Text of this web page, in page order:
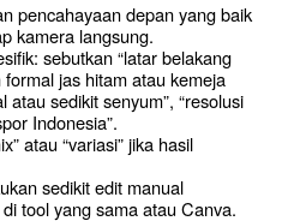
pencahayaan depan yang baik
kamera langsung.
sebutkan “latar belakang
formal jas hitam atau kemeja
atau sedikit senyum”, “resolusi
Indonesia”.
atau “variasi” jika hasil
sedikit edit manual
tool yang sama atau Canva.